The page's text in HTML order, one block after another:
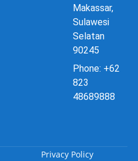
Makassar,
Sulawesi
Selatan
90245
Phone: +62
823
48689888
Privacy Policy